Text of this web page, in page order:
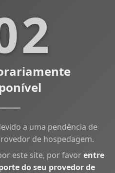
a uma pendência de
de hospedagem.
este site, por favorentre
do seu provedor de